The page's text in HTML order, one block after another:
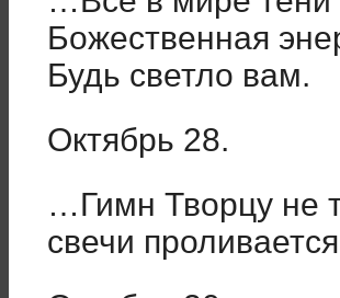
Божественная
Будь светло вам.
Октябрь 28.
…Гимн Творцу не
свечи